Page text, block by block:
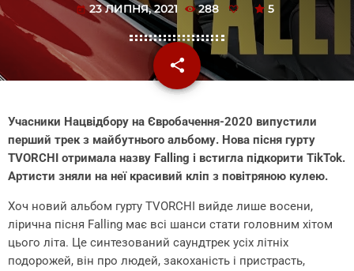
today 23 ЛИПНЯ, 2021 288 5
share
email
Учасники Нацвідбору на Євробачення-2020 випустили
перший трек з майбутнього альбому. Нова пісня гурту
TVORCHI отримала назву Falling і встигла підкорити TikTok.
Артисти зняли на неї красивий кліп з повітряною кулею.
Хоч новий альбом гурту TVORCHI вийде лише восени,
лірична пісня Falling має всі шанси стати головним хітом
цього літа. Це синтезований саундтрек усіх літніх
подорожей, він про людей, закоханість і пристрасть,